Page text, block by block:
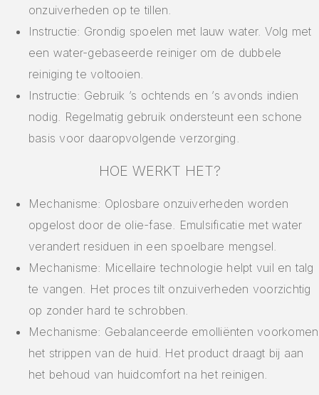
onzuiverheden op te tillen.
Instructie: Grondig spoelen met lauw water. Volg met
een water-gebaseerde reiniger om de dubbele
reiniging te voltooien.
Instructie: Gebruik ’s ochtends en ’s avonds indien
nodig. Regelmatig gebruik ondersteunt een schone
basis voor daaropvolgende verzorging.
HOE WERKT HET?
Mechanisme: Oplosbare onzuiverheden worden
opgelost door de olie-fase. Emulsificatie met water
verandert residuen in een spoelbare mengsel.
Mechanisme: Micellaire technologie helpt vuil en talg
te vangen. Het proces tilt onzuiverheden voorzichtig
op zonder hard te schrobben.
Mechanisme: Gebalanceerde emolliënten voorkomen
het strippen van de huid. Het product draagt bij aan
het behoud van huidcomfort na het reinigen.